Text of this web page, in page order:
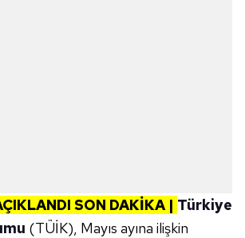
SON DAKİKA | Türkiye
(TÜİK), Mayıs ayına ilişkin